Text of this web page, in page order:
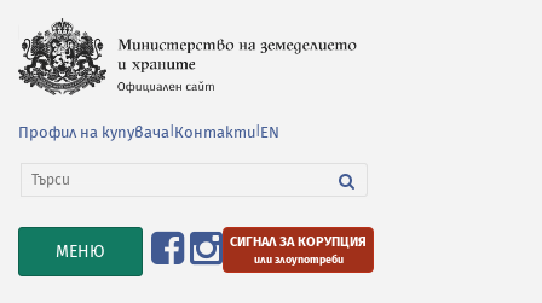
Профил на купувача Контакти EN
TOGGLE
NAVIGATION
МЕНЮ СИГНАЛ ЗА КОРУПЦИЯ
или злоупотреби